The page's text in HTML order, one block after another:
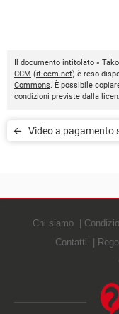
Il documento intitolato «
CCM (it.ccm.net) è reso
Commons . È possibile
condizioni previste dalla
Video a pagamento
Chi siamo
Contatti